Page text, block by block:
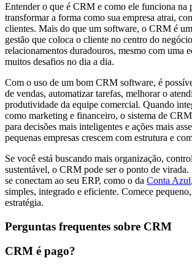
Entender o que é CRM e como ele funciona na
transformar a forma como sua empresa atrai,
clientes. Mais do que um software, o CRM é
gestão que coloca o cliente no centro do
relacionamentos duradouros, mesmo com uma
muitos desafios no dia a dia.
Com o uso de um bom CRM software, é
de vendas, automatizar tarefas, melhorar o
produtividade da equipe comercial. Quando
como marketing e financeiro, o sistema de
para decisões mais inteligentes e ações mais
pequenas empresas crescem com estrutura e
Se você está buscando mais organização,
sustentável, o CRM pode ser o ponto de virada.
se conectam ao seu ERP, como o da Conta Azul
simples, integrado e eficiente. Comece
estratégia.
Perguntas frequentes sobre CRM
CRM é pago?